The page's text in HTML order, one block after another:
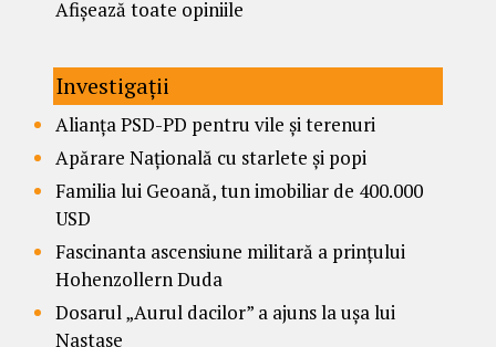
Afișează toate opiniile
Investigații
Alianța PSD-PD pentru vile și terenuri
Apărare Națională cu starlete și popi
Familia lui Geoană, tun imobiliar de 400.000
USD
Fascinanta ascensiune militară a prințului
Hohenzollern Duda
Dosarul „Aurul dacilor” a ajuns la ușa lui
Nastase